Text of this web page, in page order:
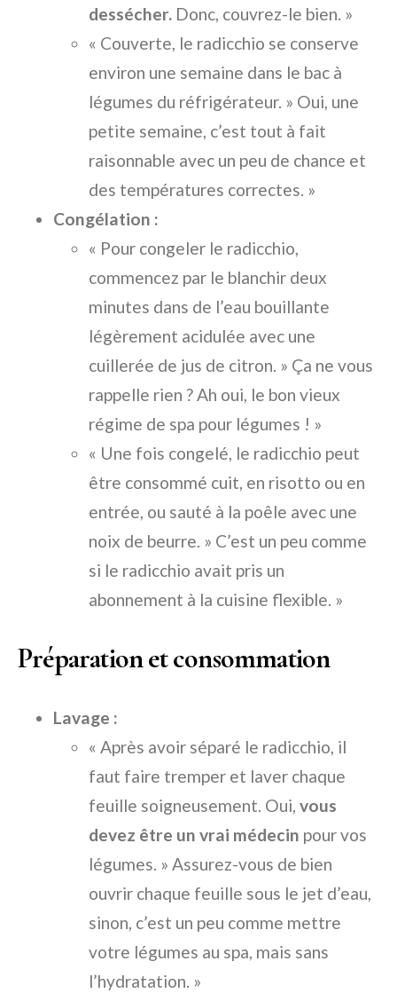
dessécher. Donc, couvrez-le bien. »
« Couverte, le radicchio se conserve
environ une semaine dans le bac à
légumes du réfrigérateur. » Oui, une
petite semaine, c’est tout à fait
raisonnable avec un peu de chance et
des températures correctes. »
Congélation :
« Pour congeler le radicchio,
commencez par le blanchir deux
minutes dans de l’eau bouillante
légèrement acidulée avec une
cuillerée de jus de citron. » Ça ne vous
rappelle rien ? Ah oui, le bon vieux
régime de spa pour légumes ! »
« Une fois congelé, le radicchio peut
être consommé cuit, en risotto ou en
entrée, ou sauté à la poêle avec une
noix de beurre. » C’est un peu comme
si le radicchio avait pris un
abonnement à la cuisine flexible. »
Préparation et consommation
Lavage :
« Après avoir séparé le radicchio, il
faut faire tremper et laver chaque
feuille soigneusement. Oui, vous
devez être un vrai médecin pour vos
légumes. » Assurez-vous de bien
ouvrir chaque feuille sous le jet d’eau,
sinon, c’est un peu comme mettre
votre légumes au spa, mais sans
l’hydratation. »